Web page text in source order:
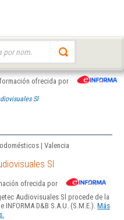
ofrecida por
Sl
| Valencia
Sl
ofrecida por
Audiovisuales Sl procede de la
D&B S.A.U. (S.M.E.). Más